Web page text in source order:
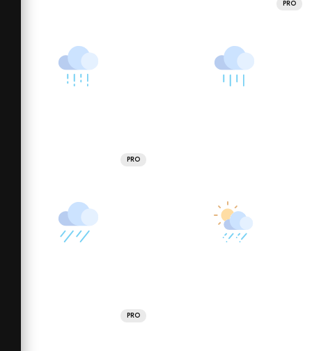
PRO
PRO
PRO